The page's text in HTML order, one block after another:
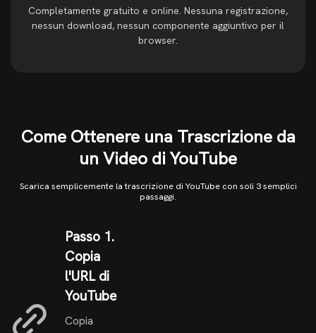
Completamente gratuito e online. Nessuna registrazione,
nessun download, nessun componente aggiuntivo per il
browser.
Come Ottenere una Trascrizione da
un Video di YouTube
Scarica semplicemente la trascrizione di YouTube con soli 3 semplici
passaggi.
Passo 1.
Copia
l'URL di
YouTube
Copia